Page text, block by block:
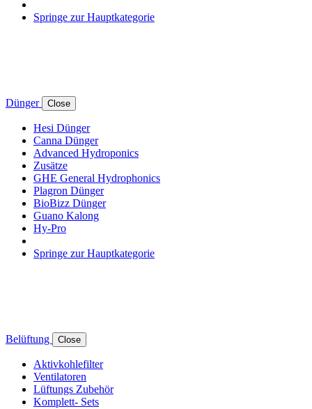
Springe zur Hauptkategorie
Dünger Close
Hesi Dünger
Canna Dünger
Advanced Hydroponics
Zusätze
GHE General Hydrophonics
Plagron Dünger
BioBizz Dünger
Guano Kalong
Hy-Pro
Springe zur Hauptkategorie
Belüftung Close
Aktivkohlefilter
Ventilatoren
Lüftungs Zubehör
Komplett- Sets